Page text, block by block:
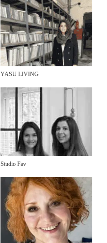
YASU LIVING
Studio Fav